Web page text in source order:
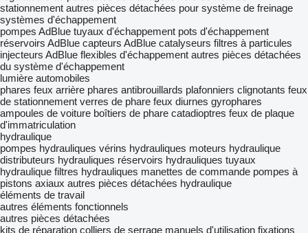
stationnement autres pièces détachées pour système de freinage
systèmes d'échappement
pompes AdBlue tuyaux d'échappement pots d'échappement
réservoirs AdBlue capteurs AdBlue catalyseurs filtres à particules
injecteurs AdBlue flexibles d'échappement autres pièces détachées
du système d'échappement
lumière automobiles
phares feux arrière phares antibrouillards plafonniers clignotants feux
de stationnement verres de phare feux diurnes gyrophares
ampoules de voiture boîtiers de phare catadioptres feux de plaque
d'immatriculation
hydraulique
pompes hydrauliques vérins hydrauliques moteurs hydraulique
distributeurs hydrauliques réservoirs hydrauliques tuyaux
hydraulique filtres hydrauliques manettes de commande pompes à
pistons axiaux autres pièces détachées hydraulique
éléments de travail
autres éléments fonctionnels
autres pièces détachées
kits de réparation colliers de serrage manuels d'utilisation fixations